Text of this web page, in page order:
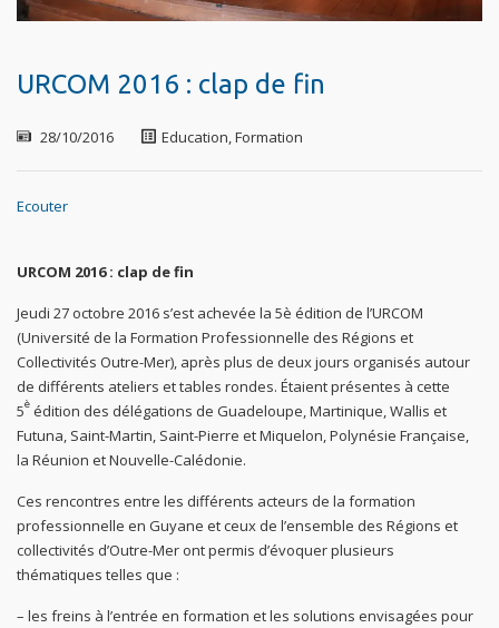
URCOM 2016 : clap de fin
28/10/2016 Education, Formation
Ecouter
URCOM 2016 : clap de fin
Jeudi 27 octobre 2016 s’est achevée la 5è édition de l’URCOM
(Université de la Formation Professionnelle des Régions et
Collectivités Outre-Mer), après plus de deux jours organisés autour
de différents ateliers et tables rondes. Étaient présentes à cette
5è édition des délégations de Guadeloupe, Martinique, Wallis et
Futuna, Saint-Martin, Saint-Pierre et Miquelon, Polynésie Française,
la Réunion et Nouvelle-Calédonie.
Ces rencontres entre les différents acteurs de la formation
professionnelle en Guyane et ceux de l’ensemble des Régions et
collectivités d’Outre-Mer ont permis d’évoquer plusieurs
thématiques telles que :
– les freins à l’entrée en formation et les solutions envisagées pour